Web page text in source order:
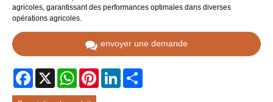
agricoles, garantissant des performances optimales dans diverses
opérations agricoles.
envoyer une demande
Facebook
X WhatsAppPinterestLinkedIn